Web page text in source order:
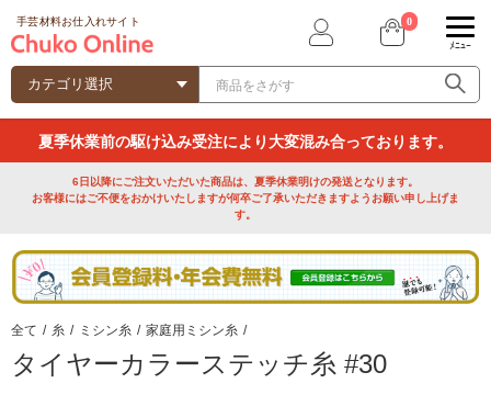
手芸材料お仕入れサイト 0
ﾒﾆｭｰ
夏季休業前の駆け込み受注により大変混み合っております。
6日以降にご注文いただいた商品は、夏季休業明けの発送となります。
お客様にはご不便をおかけいたしますが何卒ご了承いただきますようお願い申し上げま
す。
全て / 糸 / ミシン糸 / 家庭用ミシン糸 /
タイヤーカラーステッチ糸 #30